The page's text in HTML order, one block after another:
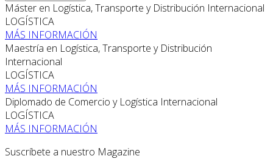
Máster en Logística, Transporte y Distribución Internacional
LOGÍSTICA
MÁS INFORMACIÓN
Maestría en Logística, Transporte y Distribución
Internacional
LOGÍSTICA
MÁS INFORMACIÓN
Diplomado de Comercio y Logística Internacional
LOGÍSTICA
MÁS INFORMACIÓN
Suscríbete a nuestro Magazine